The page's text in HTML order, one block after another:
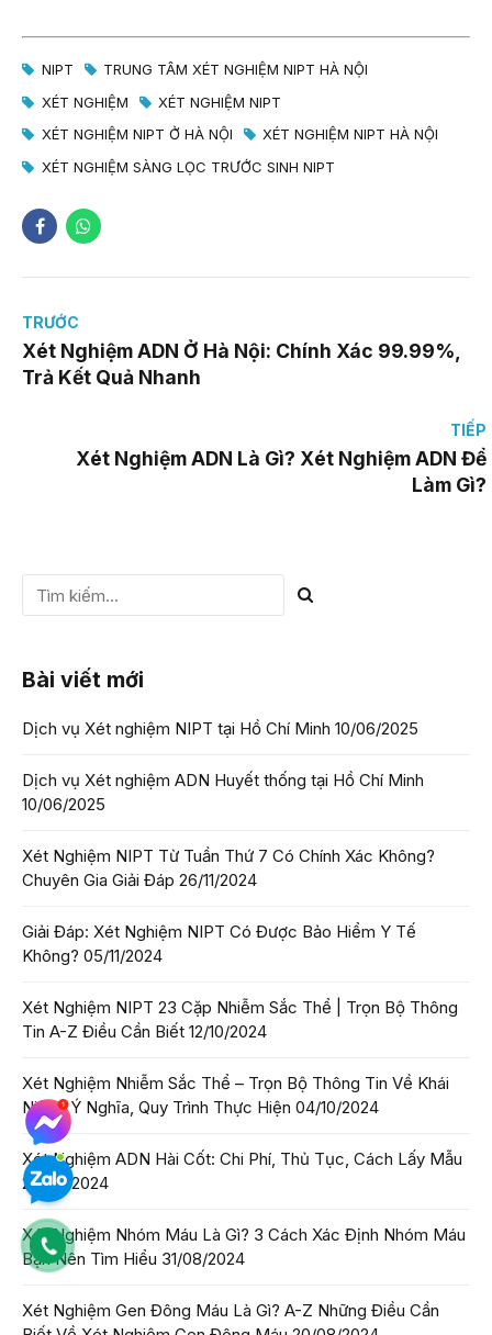
NIPT
TRUNG TÂM XÉT NGHIỆM NIPT HÀ NỘI
XÉT NGHIỆM
XÉT NGHIỆM NIPT
XÉT NGHIỆM NIPT Ở HÀ NỘI
XÉT NGHIỆM NIPT HÀ NỘI
XÉT NGHIỆM SÀNG LỌC TRƯỚC SINH NIPT
TRƯỚC
Xét Nghiệm ADN Ở Hà Nội: Chính Xác 99.99%,
Trả Kết Quả Nhanh
TIẾP
Xét Nghiệm ADN Là Gì? Xét Nghiệm ADN Để
Làm Gì?
Bài viết mới
Dịch vụ Xét nghiệm NIPT tại Hồ Chí Minh 10/06/2025
Dịch vụ Xét nghiệm ADN Huyết thống tại Hồ Chí Minh
10/06/2025
Xét Nghiệm NIPT Từ Tuần Thứ 7 Có Chính Xác Không?
Chuyên Gia Giải Đáp 26/11/2024
Giải Đáp: Xét Nghiệm NIPT Có Được Bảo Hiểm Y Tế
Không? 05/11/2024
Xét Nghiệm NIPT 23 Cặp Nhiễm Sắc Thể | Trọn Bộ Thông
Tin A-Z Điều Cần Biết 12/10/2024
Xét Nghiệm Nhiễm Sắc Thể – Trọn Bộ Thông Tin Về Khái
Niệm, Ý Nghĩa, Quy Trình Thực Hiện 04/10/2024
Xét Nghiệm ADN Hài Cốt: Chi Phí, Thủ Tục, Cách Lấy Mẫu
26/09/2024
Xét Nghiệm Nhóm Máu Là Gì? 3 Cách Xác Định Nhóm Máu
Bạn Nên Tìm Hiểu 31/08/2024
Xét Nghiệm Gen Đông Máu Là Gì? A-Z Những Điều Cần